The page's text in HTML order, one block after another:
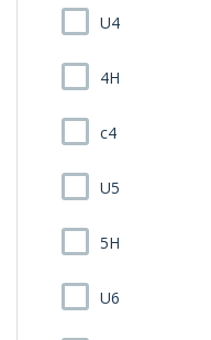
U4
4H
c4
U5
5H
U6